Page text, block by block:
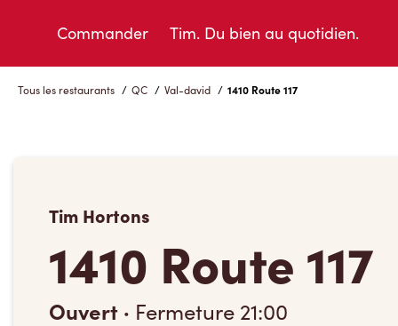
Commander Tim. Du bien au quotidien.
Tous les restaurants / QC / Val-david / 1410 Route 117
Tim Hortons
1410 Route 117
Ouvert · Fermeture 21:00